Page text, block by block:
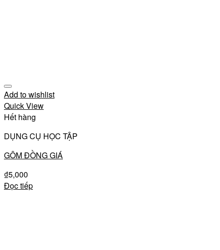
Add to wishlist
Quick View
Hết hàng
DỤNG CỤ HỌC TẬP
GÔM ĐỒNG GIÁ
₫5,000
Đọc tiếp